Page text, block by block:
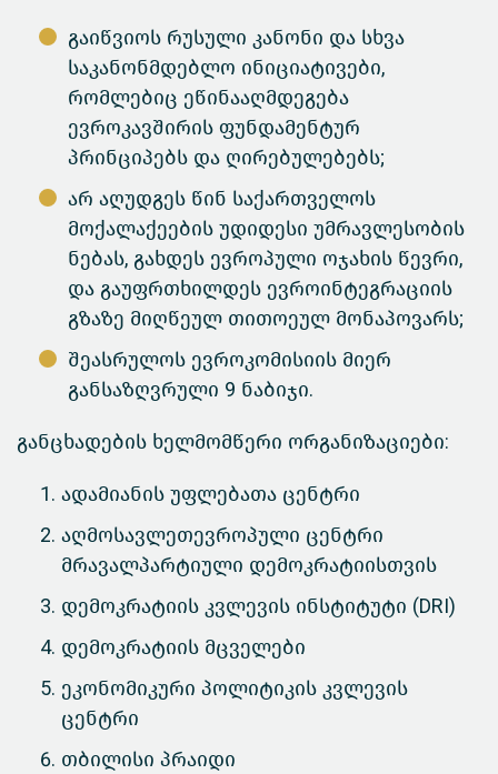
გაიწვიოს რუსული კანონი და სხვა
საკანონმდებლო ინიციატივები,
რომლებიც ეწინააღმდეგება
ევროკავშირის ფუნდამენტურ
პრინციპებს და ღირებულებებს;
არ აღუდგეს წინ საქართველოს
მოქალაქეების უდიდესი უმრავლესობის
ნებას, გახდეს ევროპული ოჯახის წევრი,
და გაუფრთხილდეს ევროინტეგრაციის
გზაზე მიღწეულ თითოეულ მონაპოვარს;
შეასრულოს ევროკომისიის მიერ
განსაზღვრული 9 ნაბიჯი.
განცხადების ხელმომწერი ორგანიზაციები:
ადამიანის უფლებათა ცენტრი
აღმოსავლეთევროპული ცენტრი
მრავალპარტიული დემოკრატიისთვის
დემოკრატიის კვლევის ინსტიტუტი (DRI)
დემოკრატიის მცველები
ეკონომიკური პოლიტიკის კვლევის
ცენტრი
თბილისი პრაიდი